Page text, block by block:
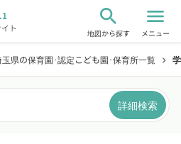
ト
search
地図から探す
menu
メニュー
玉県の保育園･認定こども園･保育所一覧 chevron_right
詳細検索